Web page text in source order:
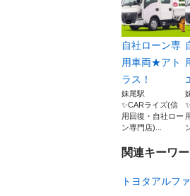
自社ローン専
用車両★アト
ラス！
妹尾駅
✨CARライズ(信
用回復・自社ロー
ン専門店)...
関連キーワ
トヨタアルフ